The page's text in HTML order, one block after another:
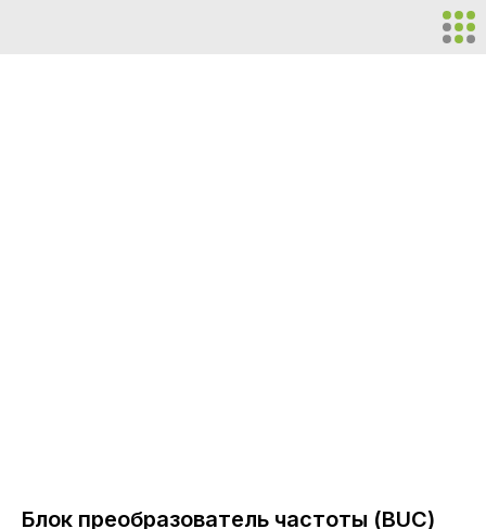
Блок преобразователь частоты (BUC)